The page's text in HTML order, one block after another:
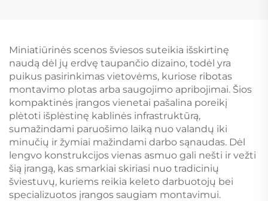
svetainės šviesos lampa
Miniatiūrinės scenos šviesos suteikia išskirtinę
naudą dėl jų erdvę taupančio dizaino, todėl yra
puikus pasirinkimas vietovėms, kuriose ribotas
montavimo plotas arba saugojimo apribojimai. Šios
kompaktinės įrangos vienetai pašalina poreikį
plėtoti išplėstinę kablinės infrastruktūrą,
sumažindami paruošimo laiką nuo valandų iki
minučių ir žymiai mažindami darbo sąnaudas. Dėl
lengvo konstrukcijos vienas asmuo gali nešti ir vežti
šią įrangą, kas smarkiai skiriasi nuo tradicinių
šviestuvų, kuriems reikia keleto darbuotojų bei
specializuotos įrangos saugiam montavimui.